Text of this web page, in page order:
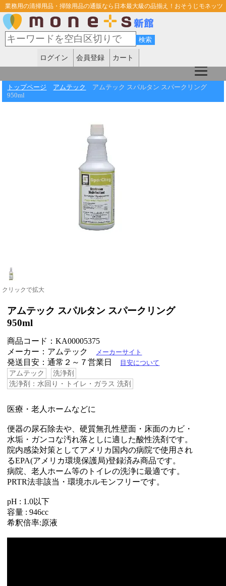
業務用の清掃用品・掃除用品の通販なら日本最大級の品揃え！おそうじモネッツ
ログイン 会員登録 カート
トップページ アムテック
アムテック スパルタン スパークリング
950ml
クリックで拡大
アムテック スパルタン スパークリング
950ml
商品コード：KA00005375
メーカー：アムテック
メーカーサイト
発送目安：通常２～７営業日 目安について
アムテック
洗浄剤
洗浄剤：水回り・トイレ・ガラス 洗剤
医療・老人ホームなどに
便器の尿石除去や、硬質無孔性壁面・床面のカビ・
水垢・ガンコな汚れ落としに適した酸性洗剤です。
院内感染対策としてアメリカ国内の病院で使用され
るEPA(アメリカ環境保護局)登録済み商品です。
病院、老人ホーム等のトイレの洗浄に最適です。
PRTR法非該当・環境ホルモンフリーです。
pH : 1.0以下
容量 : 946cc
希釈倍率:原液